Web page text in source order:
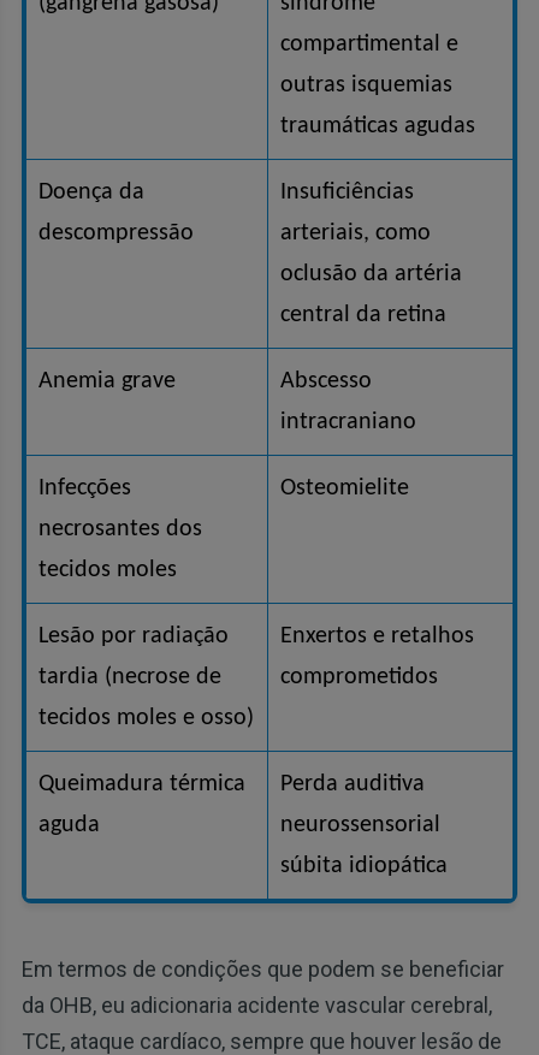
compartimental e
outras isquemias
traumáticas agudas
Doença da
descompressão
Insuficiências
arteriais, como
oclusão da artéria
central da retina
Anemia grave
Abscesso
intracraniano
Infecções
necrosantes dos
tecidos moles
Osteomielite
Lesão por radiação
tardia (necrose de
tecidos moles e osso)
Enxertos e retalhos
comprometidos
Queimadura térmica
aguda
Perda auditiva
neurossensorial
súbita idiopática
Em termos de condições que podem se beneficiar
da OHB, eu adicionaria acidente vascular cerebral,
TCE, ataque cardíaco, sempre que houver lesão de